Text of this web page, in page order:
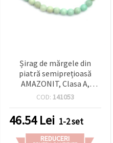
Șirag de mărgele din
piatră semiprețioasă
AMAZONIT, Clasa A,
rotunde, 8 mm, ~46 buc.
COD: 141053
46.54Lei 1-2 set
REDUCERI